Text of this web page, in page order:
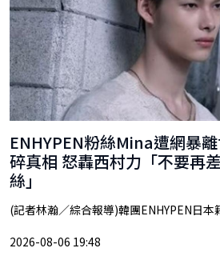
ENHYPEN粉絲Mina遭網暴
碎真相 怒轟西村力「不要再
絲」
(記者林瀚／綜合報導)韓團ENHYPEN日本
2026-08-06 19:48